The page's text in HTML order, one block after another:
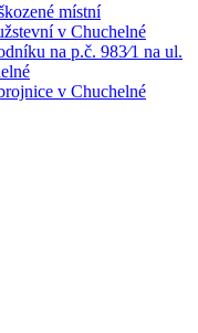
místní
v Chuchelné
na p.č. 983⁄1 na ul.
v Chuchelné